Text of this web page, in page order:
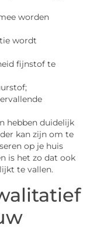
worden
wordt
fijnstof te
hebben duidelijk
kan zijn om te
op je huis
is het zo dat ook
te vallen.